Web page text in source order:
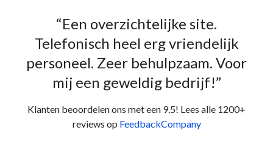
“Een overzichtelijke site.
Telefonisch heel erg vriendelijk
personeel. Zeer behulpzaam. Voor
mij een geweldig bedrijf!”
Klanten beoordelen ons met een 9.5! Lees alle 1200+
reviews op FeedbackCompany